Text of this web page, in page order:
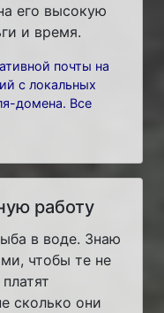
его высокую
и время.
почты на
с локальных
домена. Все
работу
в воде. Знаю
чтобы те не
сколько они